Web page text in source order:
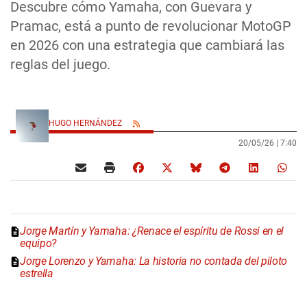
Descubre cómo Yamaha, con Guevara y
Pramac, está a punto de revolucionar MotoGP
en 2026 con una estrategia que cambiará las
reglas del juego.
HUGO HERNÁNDEZ
20/05/26 | 7:40
Jorge Martín y Yamaha: ¿Renace el espíritu de Rossi en el
equipo?
Jorge Lorenzo y Yamaha: La historia no contada del piloto
estrella